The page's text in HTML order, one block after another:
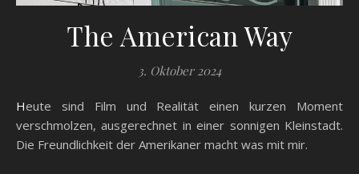
The American Way
3. Oktober 2024
Heute sind Film und Realität einen kurzen Moment
verschmolzen, ausgerechnet in einer sonnigen Kleinstadt.
Die Freundlichkeit der Amerikaner macht was mit mir.